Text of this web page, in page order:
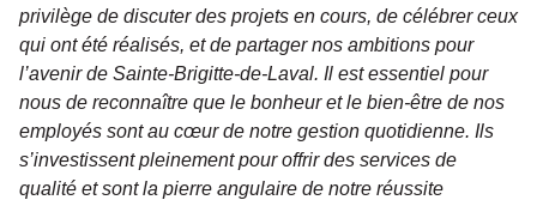
privilège de discuter des projets en cours, de célébrer ceux
qui ont été réalisés, et de partager nos ambitions pour
l’avenir de Sainte-Brigitte-de-Laval. Il est essentiel pour
nous de reconnaître que le bonheur et le bien-être de nos
employés sont au cœur de notre gestion quotidienne. Ils
s’investissent pleinement pour offrir des services de
qualité et sont la pierre angulaire de notre réussite